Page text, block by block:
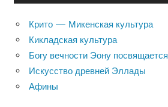
Крито — Микенская культура
Кикладская культура
Богу вечности Эону посвящается
Искусство древней Эллады
Афины